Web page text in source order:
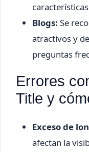
Blogs: Se
atractivos y
preguntas
Errores
Title y
Exceso de
afectan la